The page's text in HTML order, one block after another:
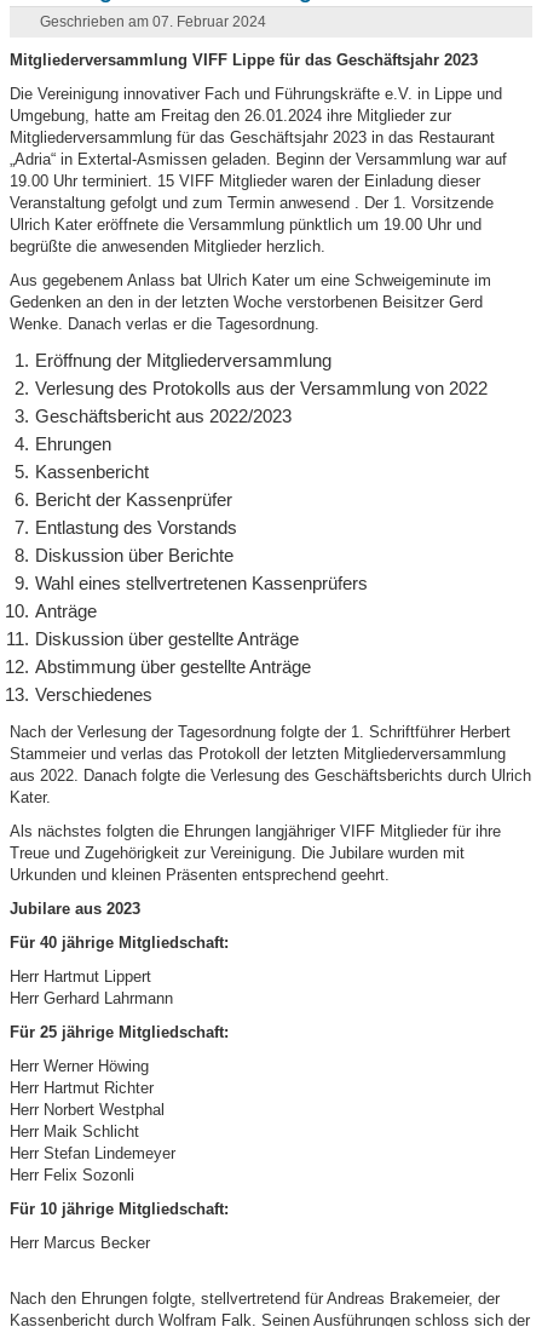
Geschrieben am 07. Februar 2024
Mitgliederversammlung VIFF Lippe für das Geschäftsjahr 2023
Die Vereinigung innovativer Fach und Führungskräfte e.V. in Lippe und
Umgebung, hatte am Freitag den 26.01.2024 ihre Mitglieder zur
Mitgliederversammlung für das Geschäftsjahr 2023 in das Restaurant
„Adria“ in Extertal-Asmissen geladen. Beginn der Versammlung war auf
19.00 Uhr terminiert. 15 VIFF Mitglieder waren der Einladung dieser
Veranstaltung gefolgt und zum Termin anwesend . Der 1. Vorsitzende
Ulrich Kater eröffnete die Versammlung pünktlich um 19.00 Uhr und
begrüßte die anwesenden Mitglieder herzlich.
Aus gegebenem Anlass bat Ulrich Kater um eine Schweigeminute im
Gedenken an den in der letzten Woche verstorbenen Beisitzer Gerd
Wenke. Danach verlas er die Tagesordnung.
Eröffnung der Mitgliederversammlung
Verlesung des Protokolls aus der Versammlung von 2022
Geschäftsbericht aus 2022/2023
Ehrungen
Kassenbericht
Bericht der Kassenprüfer
Entlastung des Vorstands
Diskussion über Berichte
Wahl eines stellvertretenen Kassenprüfers
Anträge
Diskussion über gestellte Anträge
Abstimmung über gestellte Anträge
Verschiedenes
Nach der Verlesung der Tagesordnung folgte der 1. Schriftführer Herbert
Stammeier und verlas das Protokoll der letzten Mitgliederversammlung
aus 2022. Danach folgte die Verlesung des Geschäftsberichts durch Ulrich
Kater.
Als nächstes folgten die Ehrungen langjähriger VIFF Mitglieder für ihre
Treue und Zugehörigkeit zur Vereinigung. Die Jubilare wurden mit
Urkunden und kleinen Präsenten entsprechend geehrt.
Jubilare aus 2023
Für 40 jährige Mitgliedschaft:
Herr Hartmut Lippert
Herr Gerhard Lahrmann
Für 25 jährige Mitgliedschaft:
Herr Werner Höwing
Herr Hartmut Richter
Herr Norbert Westphal
Herr Maik Schlicht
Herr Stefan Lindemeyer
Herr Felix Sozonli
Für 10 jährige Mitgliedschaft:
Herr Marcus Becker
Nach den Ehrungen folgte, stellvertretend für Andreas Brakemeier, der
Kassenbericht durch Wolfram Falk. Seinen Ausführungen schloss sich der